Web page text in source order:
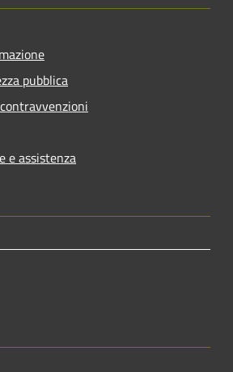
pubblica
e assistenza